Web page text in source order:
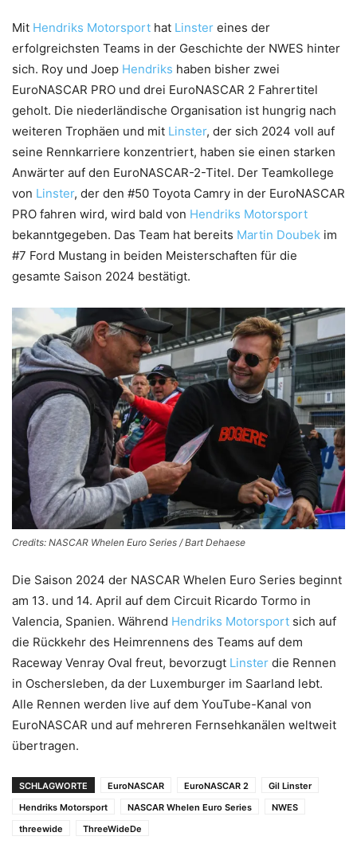
Mit Hendriks Motorsport hat Linster eines der
erfolgreichsten Teams in der Geschichte der NWES hinter
sich. Roy und Joep Hendriks haben bisher zwei
EuroNASCAR PRO und drei EuroNASCAR 2 Fahrertitel
geholt. Die niederländische Organisation ist hungrig nach
weiteren Trophäen und mit Linster, der sich 2024 voll auf
seine Rennkarriere konzentriert, haben sie einen starken
Anwärter auf den EuroNASCAR-2-Titel. Der Teamkollege
von Linster, der den #50 Toyota Camry in der EuroNASCAR
PRO fahren wird, wird bald von Hendriks Motorsport
bekanntgegeben. Das Team hat bereits Martin Doubek im
#7 Ford Mustang in beiden Meisterschaften für die
gesamte Saison 2024 bestätigt.
Credits: NASCAR Whelen Euro Series / Bart Dehaese
Die Saison 2024 der NASCAR Whelen Euro Series beginnt
am 13. und 14. April auf dem Circuit Ricardo Tormo in
Valencia, Spanien. Während Hendriks Motorsport sich auf
die Rückkehr des Heimrennens des Teams auf dem
Raceway Venray Oval freut, bevorzugt Linster die Rennen
in Oschersleben, da der Luxemburger im Saarland lebt.
Alle Rennen werden live auf dem YouTube-Kanal von
EuroNASCAR und auf mehreren Fernsehkanälen weltweit
übertragen.
SCHLAGWORTE EuroNASCAR EuroNASCAR 2
Gil Linster
Hendriks Motorsport
NASCAR Whelen Euro Series
NWES
threewide
ThreeWideDe